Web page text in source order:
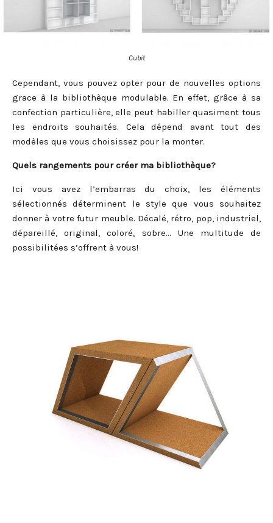
Cubit
Cependant, vous pouvez opter pour de nouvelles options
grace à la bibliothèque modulable. En effet, grâce à sa
confection particulière, elle peut habiller quasiment tous
les endroits souhaités. Cela dépend avant tout des
modèles que vous choisissez pour la monter.
Quels rangements pour créer ma bibliothèque?
Ici vous avez l’embarras du choix, les éléments
sélectionnés déterminent le style que vous souhaitez
donner à votre futur meuble. Décalé, rétro, pop, industriel,
dépareillé, original, coloré, sobre… Une multitude de
possibilitées s’offrent à vous!